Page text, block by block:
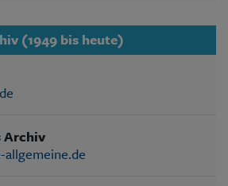
(1949 bis heute)
Archiv
allgemeine.de